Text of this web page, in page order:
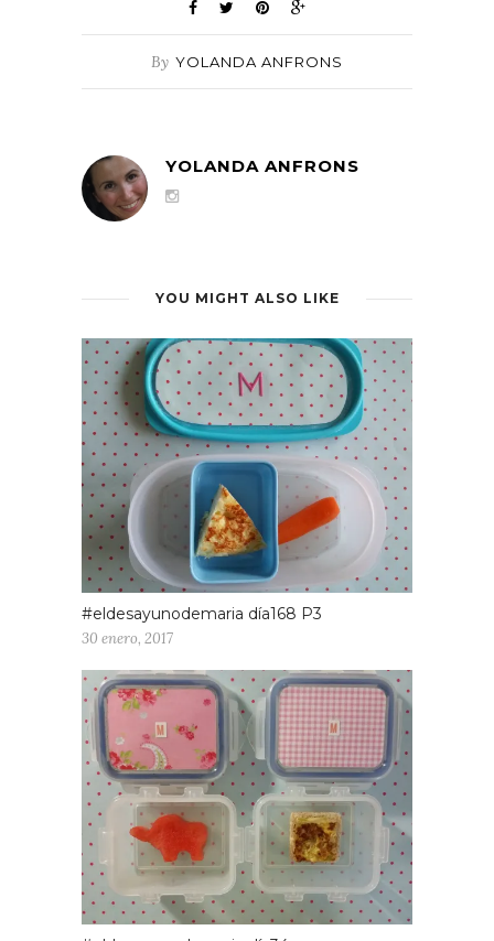
By YOLANDA ANFRONS
YOLANDA ANFRONS
YOU MIGHT ALSO LIKE
#eldesayunodemaria día168 P3
30 enero, 2017